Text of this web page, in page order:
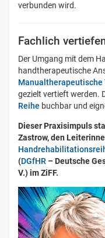
verbunden wird.
Fachlich
Der Umgang mit dem
handtherapeutische
Manualtherapeutische
gezielt vertieft werden.
Reihe buchbar und
Dieser Praxisimpuls
Zastrow, den
(DGfHR – Deutsche
V.) im ZiFF.